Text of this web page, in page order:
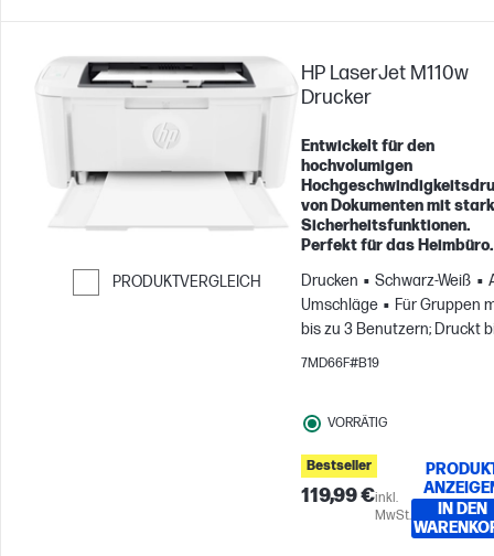
PRODUKTVERGLEICH
Weiter zum Vergleichen
HP LaserJet M110w
Drucker
Entwickelt für den
hochvolumigen
von Dokumenten mit
Sicherheitsfunktionen.
Perfekt für das Heimbüro.
Drucken
Schwarz-Weiß
Umschläge
Für Gruppen
bis zu 3 Benutzern; Druckt
zu 1.000 Seiten pro Monat
7MD66F#B19
VORRÄTIG
Bestseller
119,99 €inkl.
MwSt.
IN DEN